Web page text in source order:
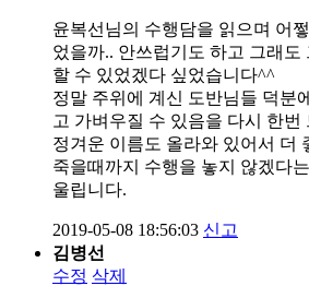
윤복선님의 수행담을 읽으며 어
었을까.. 안쓰럽기도 하고 그래도
할 수 있었겠다 싶었습니다^^
정말 주위에 계신 도반님들 덕분
고 가벼우질 수 있음을 다시 한번
정겨운 이름도 올라와 있어서 더
죽을때까지 수행을 놓지 않겠다
울립니다.
2019-05-08 18:56:03 신고
김병선
수정 삭제